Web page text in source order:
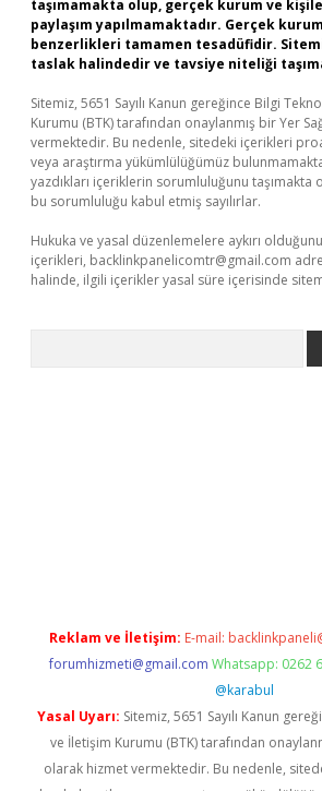
taşımamakta olup, gerçek kurum ve
paylaşım yapılmamaktadır. Gerçek
benzerlikleri tamamen tesadüfidir.
taslak halindedir ve tavsiye niteliği
Sitemiz, 5651 Sayılı Kanun gereğince Bilgi
Kurumu (BTK) tarafından onaylanmış bir Yer
vermektedir. Bu nedenle, sitedeki içerikleri
veya araştırma yükümlülüğümüz
yazdıkları içeriklerin sorumluluğunu taşımakta
bu sorumluluğu kabul etmiş sayılırlar.
Hukuka ve yasal düzenlemelere aykırı
içerikleri, backlinkpanelicomtr@gmail.com
halinde, ilgili içerikler yasal süre içerisinde
Reklam ve İletişim: E-mail:
forumhizmeti@gmail.com Whatsapp: 0262
@karabul
Yasal Uyarı: Sitemiz, 5651 Sayılı Kanun
ve İletişim Kurumu (BTK) tarafından
olarak hizmet vermektedir. Bu nedenle,